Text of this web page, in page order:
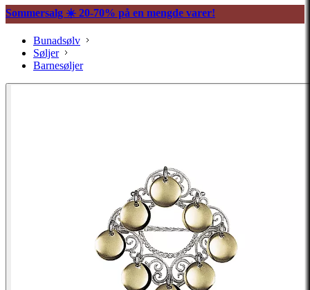
Sommersalg ☀️ 20-70% på en mengde varer!
Bunadsølv
Søljer
Barnesøljer